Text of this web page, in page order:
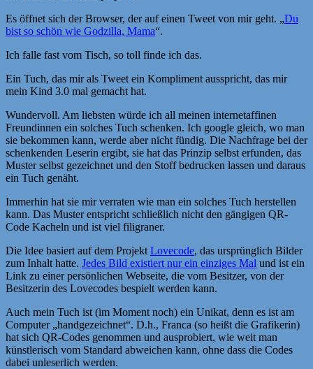
Es öffnet sich der Browser, der auf einen Tweet von mir geht. „Du
bist so schön wie Godzilla, Mama“.
Ich falle fast vom Tisch, so toll finde ich das.
Ein Tuch, das mir als Tweet ein Kompliment ausspricht, das mir
mein Kind 3.0 mal gemacht hat.
Wundervoll. Am liebsten würde ich all meinen internetaffinen
Freundinnen ein solches Tuch schenken. Ich google gleich, wo man
sie bekommen kann, werde aber nicht fündig. Die Nachfrage bei der
schenkenden Leserin ergibt, sie hat das Prinzip selbst erfunden, das
Muster selbst gezeichnet und den Stoff bedrucken lassen und daraus
ein Tuch genäht.
Immerhin hat sie mir verraten wie man ein solches Tuch herstellen
kann. Das Muster entspricht schließlich nicht den gängigen QR-
Code Kacheln und ist viel filigraner.
Die Idee basiert auf dem Projekt Lovecode, das ursprünglich Bilder
zum Inhalt hatte. Jedes Bild existiert nur ein einziges Mal und ist ein
Link zu einer persönlichen Webseite, die vom Besitzer, von der
Besitzerin des Lovecodes bespielt werden kann.
Auch mein Tuch ist (im Moment noch) ein Unikat, denn es ist am
Computer „handgezeichnet“. D.h., Franca (so heißt die Grafikerin)
hat sich QR-Codes genommen und ausprobiert, wie weit man
künstlerisch vom Standard abweichen kann, ohne dass die Codes
dabei unleserlich werden.